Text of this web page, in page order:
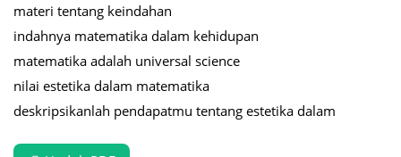
materi tentang keindahan
indahnya matematika dalam kehidupan
matematika adalah universal science
nilai estetika dalam matematika
deskripsikanlah pendapatmu tentang estetika dalam